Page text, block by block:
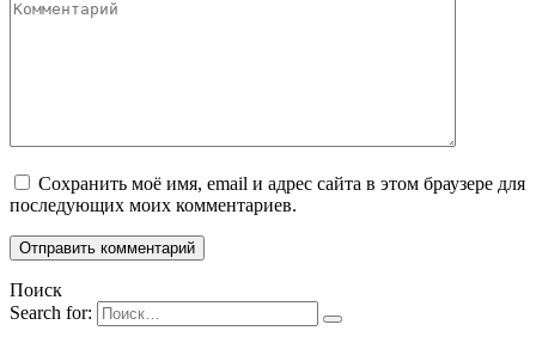
Сохранить моё имя, email и адрес сайта в этом браузере для
последующих моих комментариев.
Поиск
Search for: